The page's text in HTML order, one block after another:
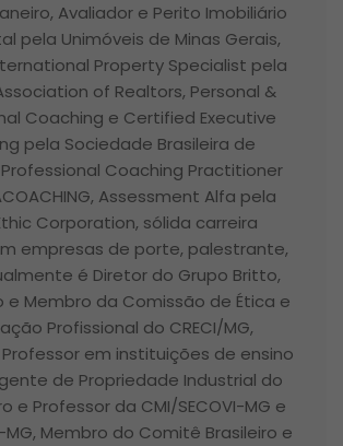
Avaliador e Perito Imobiliário
pela Unimóveis de Minas Gerais,
Property Specialist pela
of Realtors, Personal &
Coaching e Certified Executive
pela Sociedade Brasileira de
Coaching Practitioner
Assessment Alfa pela
Corporation, sólida carreira
empresas de porte, palestrante,
é Diretor do Grupo Britto,
e Membro da Comissão de Ética e
Profissional do CRECI/MG,
em instituições de ensino
de Propriedade Industrial do
e Professor da CMI/SECOVI-MG e
MG, Membro do Comitê Brasileiro e